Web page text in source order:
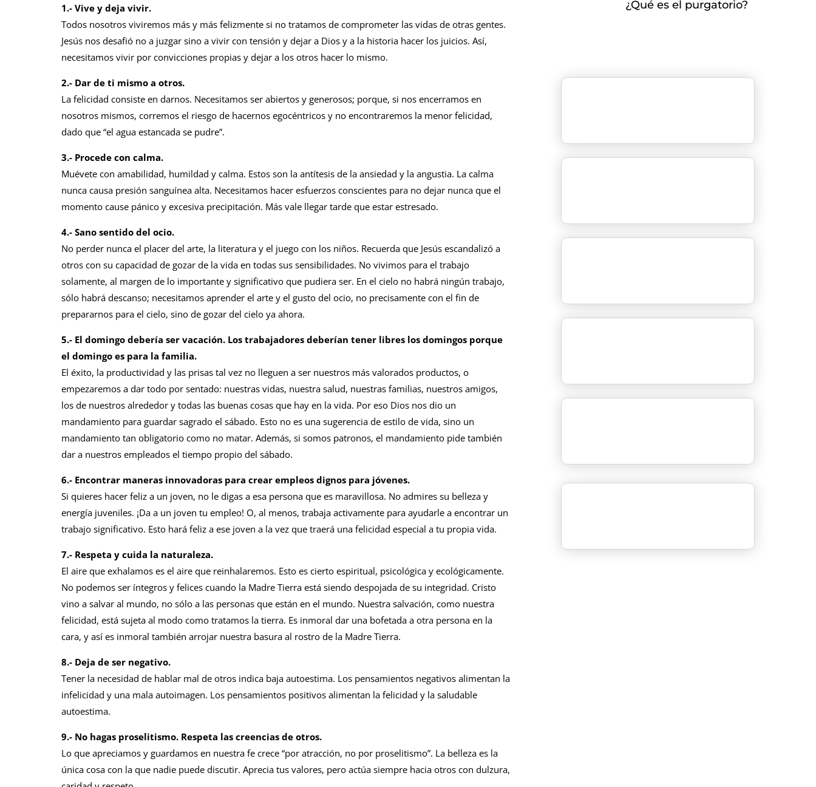
1.- Vive y deja vivir.
Todos nosotros viviremos más y más felizmente si no tratamos de comprometer las vidas de otras gentes.
Jesús nos desafió no a juzgar sino a vivir con tensión y dejar a Dios y a la historia hacer los juicios. Así,
necesitamos vivir por convicciones propias y dejar a los otros hacer lo mismo.
2.- Dar de ti mismo a otros.
La felicidad consiste en darnos. Necesitamos ser abiertos y generosos; porque, si nos encerramos en
nosotros mismos, corremos el riesgo de hacernos egocéntricos y no encontraremos la menor felicidad,
dado que “el agua estancada se pudre”.
3.- Procede con calma.
Muévete con amabilidad, humildad y calma. Estos son la antítesis de la ansiedad y la angustia. La calma
nunca causa presión sanguínea alta. Necesitamos hacer esfuerzos conscientes para no dejar nunca que el
momento cause pánico y excesiva precipitación. Más vale llegar tarde que estar estresado.
4.- Sano sentido del ocio.
No perder nunca el placer del arte, la literatura y el juego con los niños. Recuerda que Jesús escandalizó a
otros con su capacidad de gozar de la vida en todas sus sensibilidades. No vivimos para el trabajo
solamente, al margen de lo importante y significativo que pudiera ser. En el cielo no habrá ningún trabajo,
sólo habrá descanso; necesitamos aprender el arte y el gusto del ocio, no precisamente con el fin de
prepararnos para el cielo, sino de gozar del cielo ya ahora.
5.- El domingo debería ser vacación. Los trabajadores deberían tener libres los domingos porque
el domingo es para la familia.
El éxito, la productividad y las prisas tal vez no lleguen a ser nuestros más valorados productos, o
empezaremos a dar todo por sentado: nuestras vidas, nuestra salud, nuestras familias, nuestros amigos,
los de nuestros alrededor y todas las buenas cosas que hay en la vida. Por eso Dios nos dio un
mandamiento para guardar sagrado el sábado. Esto no es una sugerencia de estilo de vida, sino un
mandamiento tan obligatorio como no matar. Además, si somos patronos, el mandamiento pide también
dar a nuestros empleados el tiempo propio del sábado.
6.- Encontrar maneras innovadoras para crear empleos dignos para jóvenes.
Si quieres hacer feliz a un joven, no le digas a esa persona que es maravillosa. No admires su belleza y
energía juveniles. ¡Da a un joven tu empleo! O, al menos, trabaja activamente para ayudarle a encontrar un
trabajo significativo. Esto hará feliz a ese joven a la vez que traerá una felicidad especial a tu propia vida.
7.- Respeta y cuida la naturaleza.
El aire que exhalamos es el aire que reinhalaremos. Esto es cierto espiritual, psicológica y ecológicamente.
No podemos ser íntegros y felices cuando la Madre Tierra está siendo despojada de su integridad. Cristo
vino a salvar al mundo, no sólo a las personas que están en el mundo. Nuestra salvación, como nuestra
felicidad, está sujeta al modo como tratamos la tierra. Es inmoral dar una bofetada a otra persona en la
cara, y así es inmoral también arrojar nuestra basura al rostro de la Madre Tierra.
8.- Deja de ser negativo.
Tener la necesidad de hablar mal de otros indica baja autoestima. Los pensamientos negativos alimentan la
infelicidad y una mala autoimagen. Los pensamientos positivos alimentan la felicidad y la saludable
autoestima.
9.- No hagas proselitismo. Respeta las creencias de otros.
Lo que apreciamos y guardamos en nuestra fe crece “por atracción, no por proselitismo”. La belleza es la
única cosa con la que nadie puede discutir. Aprecia tus valores, pero actúa siempre hacia otros con dulzura,
¿Qué es el purgatorio?